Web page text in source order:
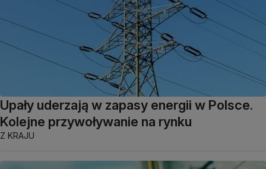
Upały uderzają w zapasy energii w Polsce.
Kolejne przywoływanie na rynku
Z KRAJU